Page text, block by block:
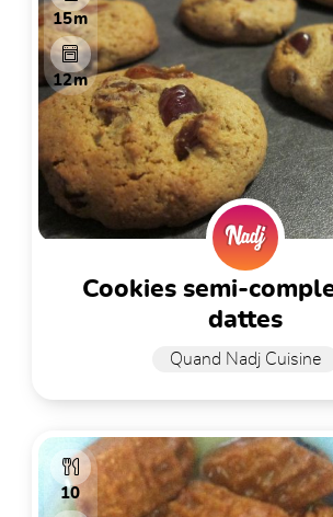
15m
12m
cookies semi-complets aux
dattes
Quand Nadj Cuisine
10